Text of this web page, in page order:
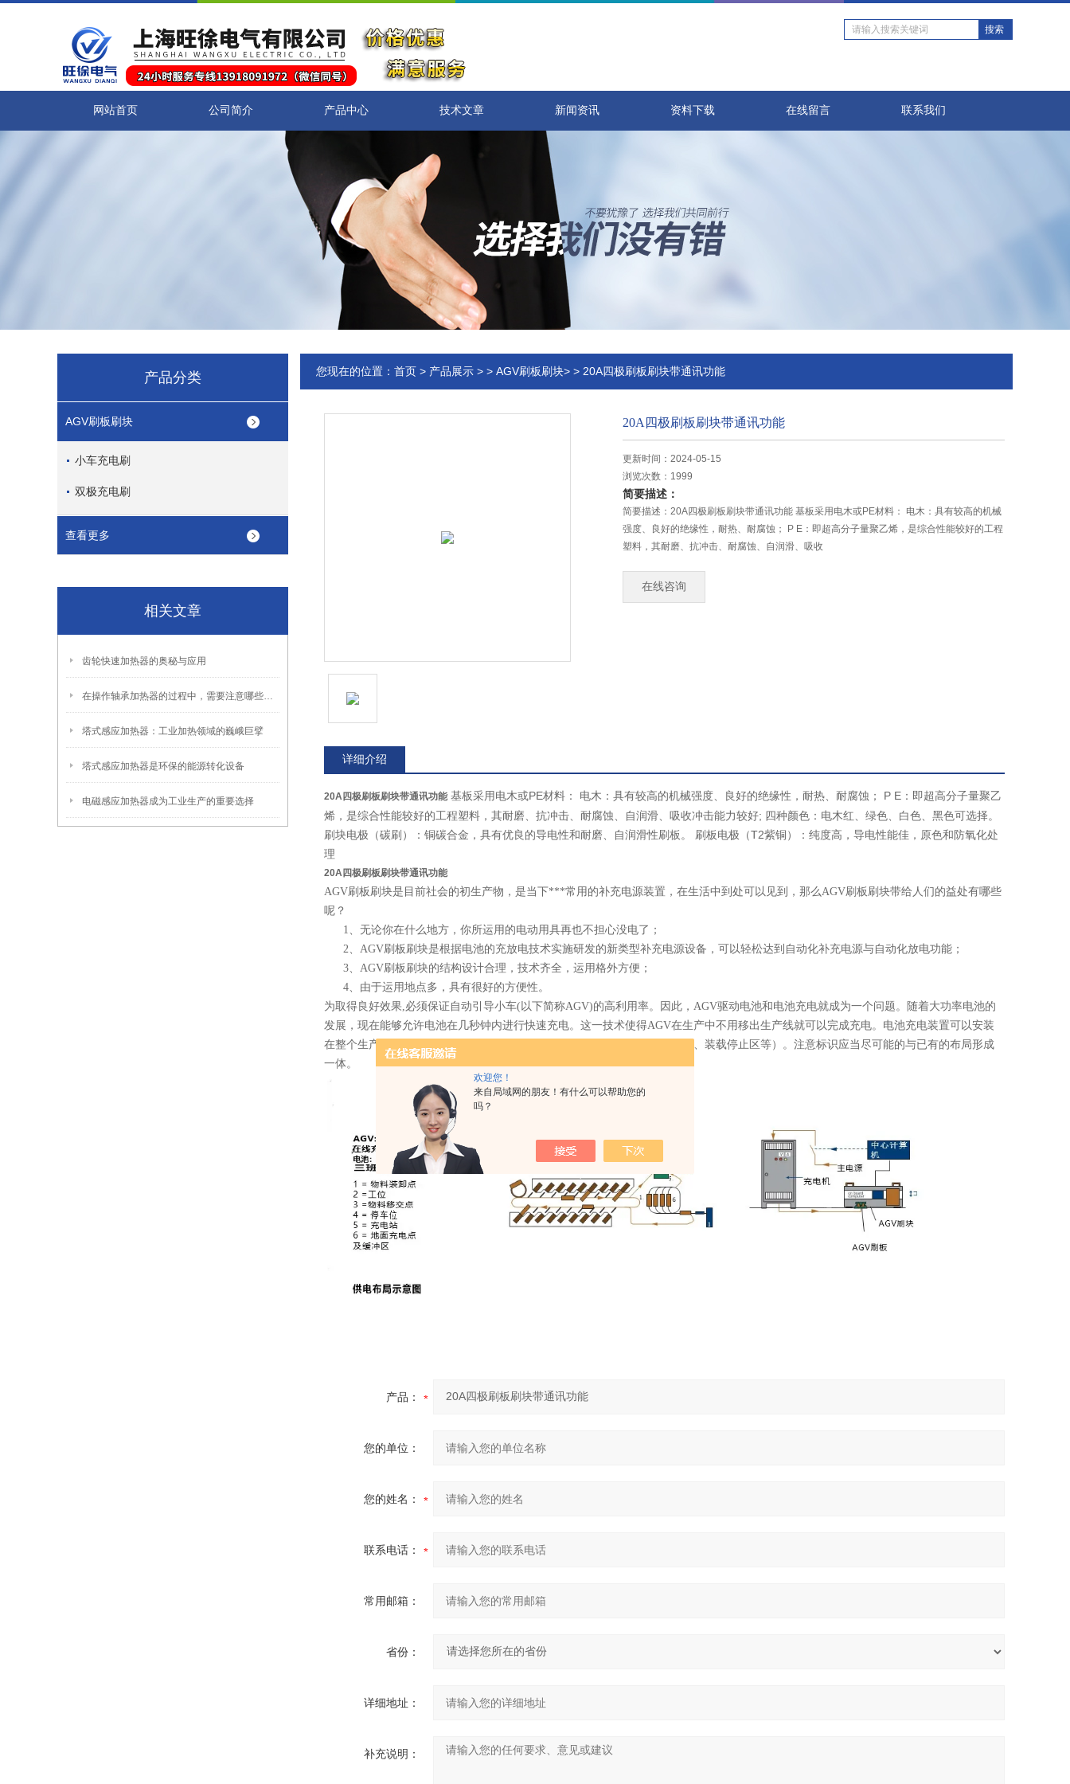
欢迎您！
来自局域网的朋友！有什么可以帮助您的
吗？
网站首页 公司简介 产品中心 技术文章 新闻资讯 资料下载 在线留言 联系我们
产品分类
AGV刷板刷块
小车充电刷
双极充电刷
查看更多
相关文章
齿轮快速加热器的奥秘与应用
在操作轴承加热器的过程中，需要注意哪些细节
塔式感应加热器：工业加热领域的巍峨巨擘
塔式感应加热器是环保的能源转化设备
电磁感应加热器成为工业生产的重要选择
您现在的位置： 首页 > 产品展示 > > AGV刷板刷块> > 20A四极刷板刷块带通讯功能
20A四极刷板刷块带通讯功能
更新时间：2024-05-15
浏览次数：1999
简要描述：
简要描述：20A四极刷板刷块带通讯功能 基板采用电木或PE材料： 电木：具有较高的机械
强度、良好的绝缘性，耐热、耐腐蚀； P E：即超高分子量聚乙烯，是综合性能较好的工程
塑料，其耐磨、抗冲击、耐腐蚀、自润滑、吸收
在线咨询
详细介绍
20A四极刷板刷块带通讯功能 基板采用电木或PE材料： 电木：具有较高的机械强度、良好的绝缘性，耐热、耐腐蚀； P E：即超高分子量聚乙
烯，是综合性能较好的工程塑料，其耐磨、抗冲击、耐腐蚀、自润滑、吸收冲击能力较好; 四种颜色：电木红、绿色、白色、黑色可选择。
刷块电极（碳刷）：铜碳合金，具有优良的导电性和耐磨、自润滑性刷板。 刷板电极（T2紫铜）：纯度高，导电性能佳，原色和防氧化处
理
20A四极刷板刷块带通讯功能
AGV刷板刷块是目前社会的初生产物，是当下***常用的补充电源装置，在生活中到处可以见到，那么AGV刷板刷块带给人们的益处有哪些
呢？
1、无论你在什么地方，你所运用的电动用具再也不担心没电了；
2、AGV刷板刷块是根据电池的充放电技术实施研发的新类型补充电源设备，可以轻松达到自动化补充电源与自动化放电功能；
3、AGV刷板刷块的结构设计合理，技术齐全，运用格外方便；
4、由于运用地点多，具有很好的方便性。
为取得良好效果,必须保证自动引导小车(以下简称AGV)的高利用率。因此，AGV驱动电池和电池充电就成为一个问题。随着大功率电池的
发展，现在能够允许电池在几秒钟内进行快速充电。这一技术使得AGV在生产中不用移出生产线就可以完成充电。电池充电装置可以安装
在整个生产过程系统中允许AGV停止的任意地方（比如分段运输区、转向区、装载停止区等）。注意标识应当尽可能的与已有的布局形成
一体。
产品：
您的单位：
您的姓名：
联系电话：
常用邮箱：
省份：
详细地址：
补充说明：